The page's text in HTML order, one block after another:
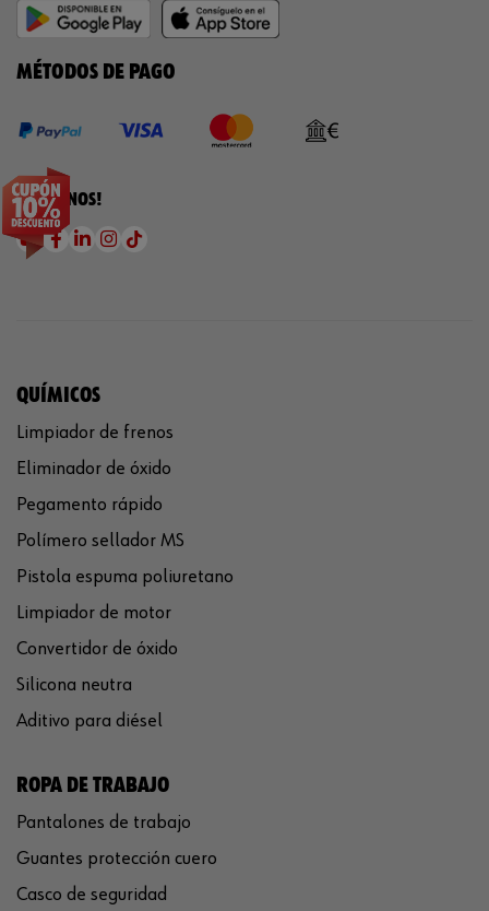
MÉTODOS DE PAGO
¡SÍGUENOS!
QUÍMICOS
Limpiador de frenos
Eliminador de óxido
Pegamento rápido
Polímero sellador MS
Pistola espuma poliuretano
Limpiador de motor
Convertidor de óxido
Silicona neutra
Aditivo para diésel
ROPA DE TRABAJO
Pantalones de trabajo
Guantes protección cuero
Casco de seguridad